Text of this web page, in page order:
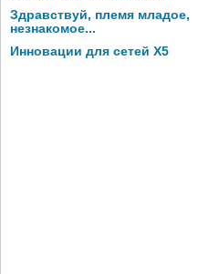
Здравствуй, племя младое,
незнакомое...
Инновации для сетей X5